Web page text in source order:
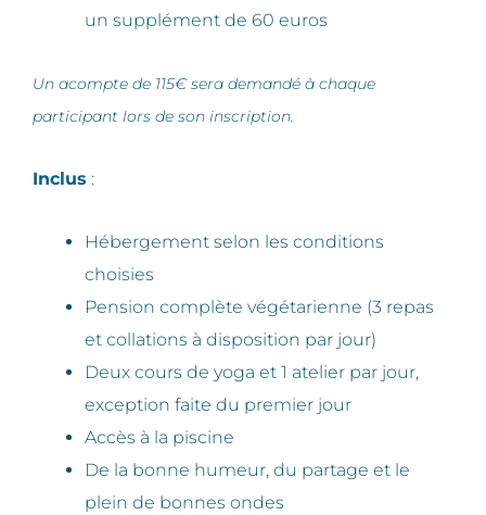
un supplément de 60 euros
Un acompte de 115€ sera demandé à chaque
participant lors de son inscription.
Inclus :
Hébergement selon les conditions
choisies
Pension complète végétarienne (3 repas
et collations à disposition par jour)
Deux cours de yoga et 1 atelier par jour,
exception faite du premier jour
Accès à la piscine
De la bonne humeur, du partage et le
plein de bonnes ondes